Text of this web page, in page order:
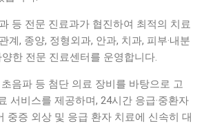
등 전문 진료과가 협진하여 최적의 치료
계, 종양, 정형외과, 안과, 치과, 피부·내분
한 전문 진료센터를 운영합니다.
초음파 등 첨단 의료 장비를 바탕으로 고
서비스를 제공하며, 24시간 응급·중환자
중증 외상 및 응급 환자 치료에 신속히 대